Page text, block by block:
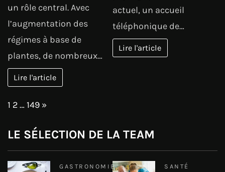
un rôle central. Avec
l’augmentation des
régimes à base de
plantes, de nombreux…
Lire l'article
actuel, un accueil
téléphonique de…
Lire l'article
Page:
1 2…149 Next
»
LE SÉLECTION DE LA TEAM
GASTRONOMIE
SANTÉ